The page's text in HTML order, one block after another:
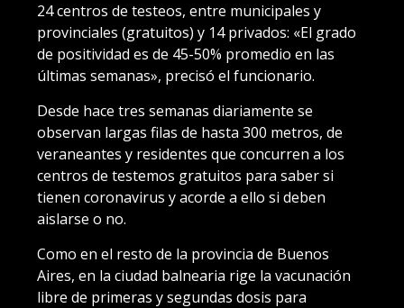
24 centros de testeos, entre municipales y
provinciales (gratuitos) y 14 privados: «El grado
de positividad es de 45-50% promedio en las
últimas semanas», precisó el funcionario.
Desde hace tres semanas diariamente se
observan largas filas de hasta 300 metros, de
veraneantes y residentes que concurren a los
centros de testemos gratuitos para saber si
tienen coronavirus y acorde a ello si deben
aislarse o no.
Como en el resto de la provincia de Buenos
Aires, en la ciudad balnearia rige la vacunación
libre de primeras y segundas dosis para